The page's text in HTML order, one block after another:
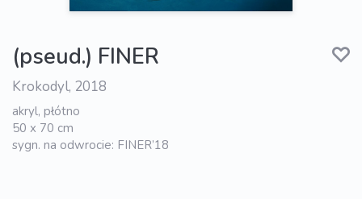
(pseud.) FINER
Krokodyl, 2018
akryl, płótno
50 x 70 cm
sygn. na odwrocie: FINER’18